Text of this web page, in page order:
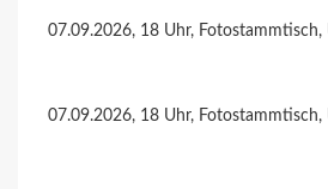
07.09.2026, 18 Uhr, Fotostammtisch,
07.09.2026, 18 Uhr, Fotostammtisch,